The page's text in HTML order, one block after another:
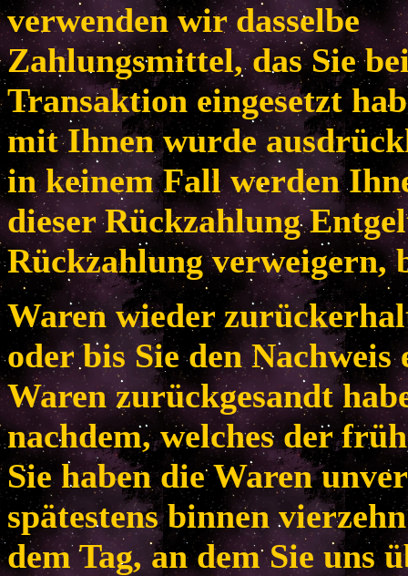
verwenden wir dasselbe
Zahlungsmittel, das Sie
Transaktion eingesetzt
mit Ihnen wurde
in keinem Fall werden
dieser Rückzahlung
Rückzahlung verweigern,
Waren wieder
oder bis Sie den
Waren zurückgesandt
nachdem, welches der
Sie haben die Waren
spätestens binnen
dem Tag, an dem Sie uns